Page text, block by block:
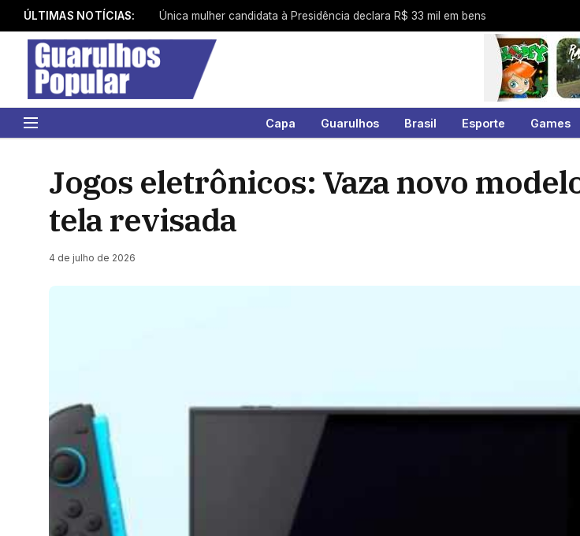
ÚLTIMAS NOTÍCIAS: Única mulher candidata à Presidência declara R$ 33 mil em bens
Capa Guarulhos Brasil Esporte Games
Jogos eletrônicos: Vaza novo
tela revisada
4 de julho de 2026